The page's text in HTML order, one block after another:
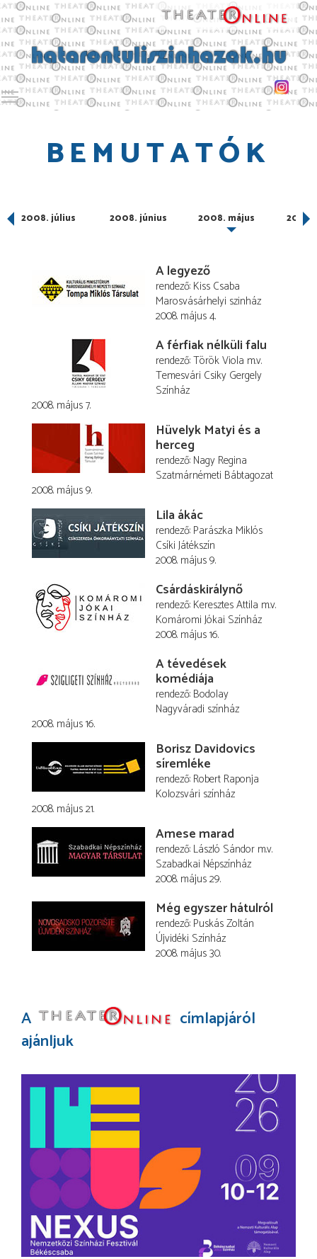
Toggle main menu visibility
BEMUTATÓK
2008. július 2008. június 2008. május 2008.
A legyező
rendező Kiss Csaba
Marosvásárhelyi szinház
2008. május 4.
A férfiak nélküli falu
rendező Török Viola m.v.
Temesvári Csiky Gergely
Színház
2008. május 7.
Hüvelyk Matyi és a
herceg
rendező Nagy Regina
Szatmárnémeti Bábtagozat
2008. május 9.
Lila ákác
rendező Parászka Miklós
Csíki Játékszín
2008. május 9.
Csárdáskirálynő
rendező Keresztes Attila m.v.
Komáromi Jókai Színház
2008. május 16.
A tévedések
komédiája
rendező Bodolay
Nagyváradi színház
2008. május 16.
Borisz Davidovics
síremléke
rendező Robert Raponja
Kolozsvári színház
2008. május 21.
Amese marad
rendező László Sándor m.v.
Szabadkai Népszínház
2008. május 29.
Még egyszer hátulról
rendező Puskás Zoltán
Újvidéki Színház
2008. május 30.
A
címlapjáról
ajánljuk